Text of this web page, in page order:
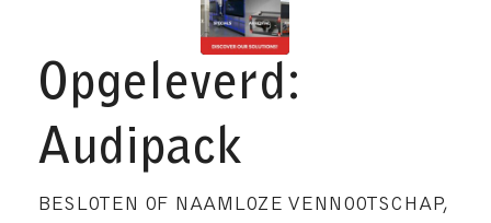
Opgeleverd:
Audipack
BESLOTEN OF NAAMLOZE VENNOOTSCHAP,